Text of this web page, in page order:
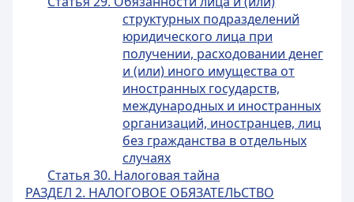
структурных подразделений
юридического лица при
получении, расходовании денег
и (или) иного имущества от
иностранных государств,
международных и иностранных
организаций, иностранцев, лиц
без гражданства в отдельных
случаях
Статья 30. Налоговая тайна
РАЗДЕЛ 2. НАЛОГОВОЕ ОБЯЗАТЕЛЬСТВО